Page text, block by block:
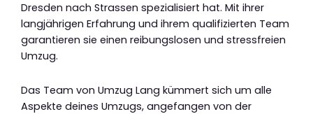
Dresden nach Strassen spezialisiert hat. Mit ihrer
langjährigen Erfahrung und ihrem qualifizierten Team
garantieren sie einen reibungslosen und stressfreien
Umzug.
Das Team von Umzug Lang kümmert sich um alle
Aspekte deines Umzugs, angefangen von der